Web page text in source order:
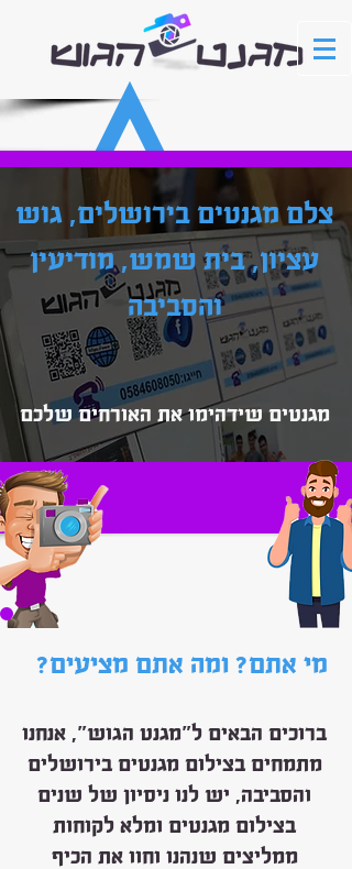
צלם מגנטים בירושלים, גוש
עציון, בית שמש, מודיעין
והסביבה
מגנטים שידהימו את האורחים שלכם
?מי אתם? ומה אתם מציעים
ברוכים הבאים ל"מגנט הגוש", אנחנו
מתמחים בצילום מגנטים בירושלים
והסביבה, יש לנו ניסיון של שנים
בצילום מגנטים ומלא לקוחות
ממליצים שנהנו וחוו את הכיף